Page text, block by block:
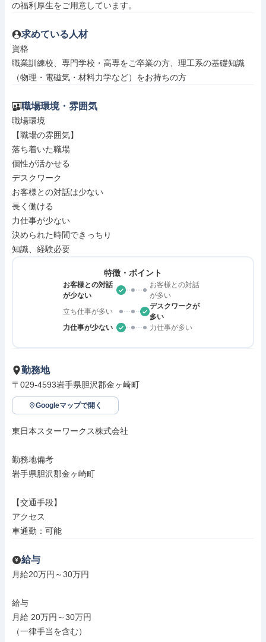
の福利厚生をご用意しています。
求めている人材
資格
職業訓練校、専門学校・高専をご卒業の方、理工系の基礎知識
（物理・電磁気・材料力学など）をお持ちの方
職場環境・雰囲気
職場環境
【職場の雰囲気】
落ち着いた職場
個性が活かせる
デスクワーク
お客様との対話は少ない
長く働ける
力仕事が少ない
決められた時間できっちり
知識、経験必要
特徴・ポイント
お客様との対話
が少ない
お客様との対話
が多い
立ち仕事が多い
デスクワークが
多い
力仕事が少ない
力仕事が多い
勤務地
〒029-4593岩手県胆沢郡金ヶ崎町
Googleマップで開く
東日本スターワークス株式会社
勤務地備考
岩手県胆沢郡金ヶ崎町
【交通手段】
アクセス
車通勤：可能
給与
月給20万円～30万円
給与
月給 20万円～30万円
（一律手当を含む）